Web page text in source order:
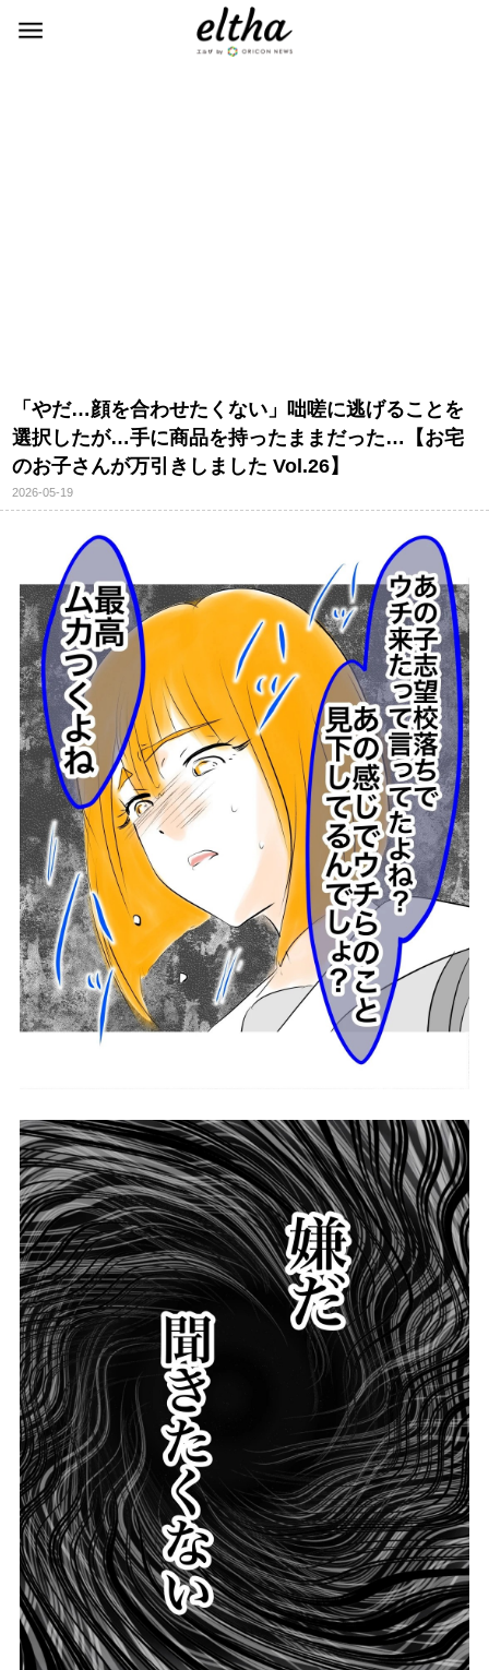
「やだ…顔を合わせたくない」咄嗟に逃げることを
選択したが…手に商品を持ったままだった…【お宅
のお子さんが万引きしました Vol.26】
2026-05-19